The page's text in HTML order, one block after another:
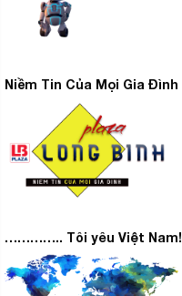
Niềm Tin Của Mọi Gia Đình
………….. Tôi yêu Việt Nam!